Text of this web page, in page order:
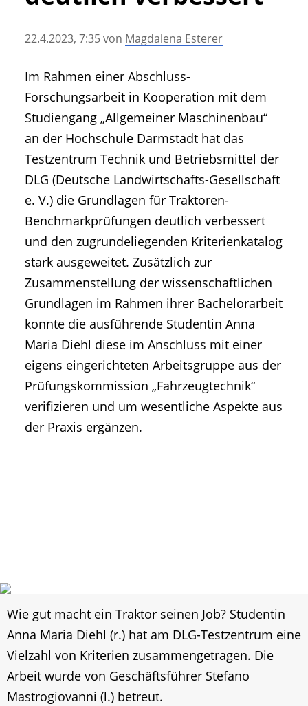
• Messen und Veranstaltungen
• Agritechnica Neuheiten Archiv
• Artikel nach Hersteller/Marke
22.4.2023, 7:35von Magdalena Esterer
Im Rahmen einer Abschluss-
Forschungsarbeit in Kooperation mit dem
Studiengang „Allgemeiner Maschinenbau“
an der Hochschule Darmstadt hat das
Testzentrum Technik und Betriebsmittel der
DLG (Deutsche Landwirtschafts-Gesellschaft
e. V.) die Grundlagen für Traktoren-
Benchmarkprüfungen deutlich verbessert
und den zugrundeliegenden Kriterienkatalog
stark ausgeweitet. Zusätzlich zur
Zusammenstellung der wissenschaftlichen
Grundlagen im Rahmen ihrer Bachelorarbeit
konnte die ausführende Studentin Anna
Maria Diehl diese im Anschluss mit einer
eigens eingerichteten Arbeitsgruppe aus der
Prüfungskommission „Fahrzeugtechnik“
verifizieren und um wesentliche Aspekte aus
der Praxis ergänzen.
Wie gut macht ein Traktor seinen Job? Studentin
Anna Maria Diehl (r.) hat am DLG-Testzentrum eine
Vielzahl von Kriterien zusammengetragen. Die
Arbeit wurde von Geschäftsführer Stefano
Mastrogiovanni (l.) betreut.